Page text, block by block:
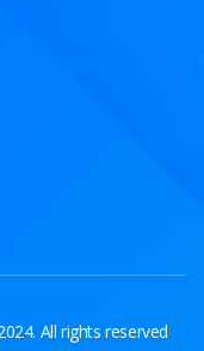
All rights reserved